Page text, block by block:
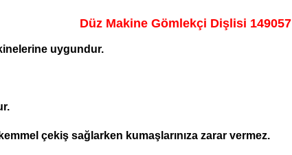
Düz Makine Gömlekçi Dişlisi 149057
uygundur.
çekiş sağlarken kumaşlarınıza zarar vermez.